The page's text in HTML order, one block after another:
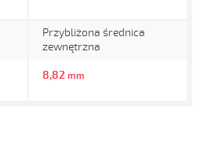
Przybliżona średnica
zewnętrzna
8,82 mm